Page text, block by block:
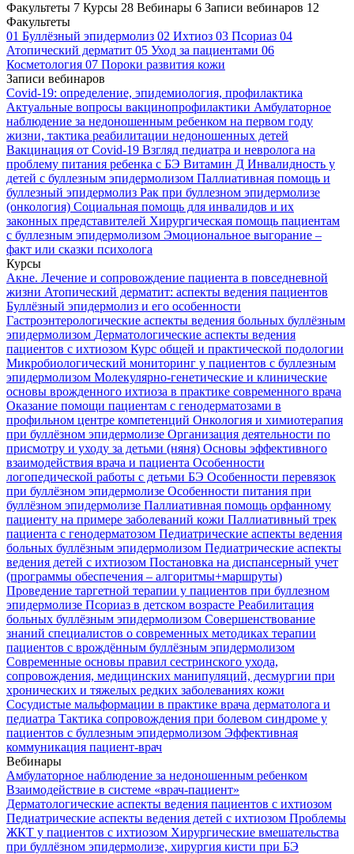
Факультеты 7 Курсы 28 Вебинары 6 Записи вебинаров 12
Факультеты
01 Буллёзный эпидермолиз 02 Ихтиоз 03 Псориаз 04
Атопический дерматит 05 Уход за пациентами 06
Косметология 07 Пороки развития кожи
Записи вебинаров
Covid-19: определение, эпидемиология, профилактика
Актуальные вопросы вакцинопрофилактики Амбулаторное
наблюдение за недоношенным ребенком на первом году
жизни, тактика реабилитации недоношенных детей
Вакцинация от Covid-19 Взгляд педиатра и невролога на
проблему питания ребенка с БЭ Витамин Д Инвалидность у
детей с буллезным эпидермолизом Паллиативная помощь и
буллезный эпидермолиз Рак при буллезном эпидермолизе
(онкология) Социальная помощь для инвалидов и их
законных представителей Хирургическая помощь пациентам
с буллезным эпидермолизом Эмоциональное выгорание –
факт или сказки психолога
Курсы
Акне. Лечение и сопровождение пациента в повседневной
жизни Атопический дерматит: аспекты ведения пациентов
Буллёзный эпидермолиз и его особенности
Гастроэнтерологические аспекты ведения больных буллёзным
эпидермолизом Дерматологические аспекты ведения
пациентов с ихтиозом Курс общей и практической подологии
Микробиологический мониторинг у пациентов с буллезным
эпидермолизом Молекулярно-генетические и клинические
основы врожденного ихтиоза в практике современного врача
Оказание помощи пациентам с генодерматозами в
профильном центре компетенций Онкология и химиотерапия
при буллёзном эпидермолизе Организация деятельности по
присмотру и уходу за детьми (няня) Основы эффективного
взаимодействия врача и пациента Особенности
логопедической работы с детьми БЭ Особенности перевязок
при буллёзном эпидермолизе Особенности питания при
буллёзном эпидермолизе Паллиативная помощь орфанному
пациенту на примере заболеваний кожи Паллиативный трек
пациента с генодерматозом Педиатрические аспекты ведения
больных буллёзным эпидермолизом Педиатрические аспекты
ведения детей с ихтиозом Постановка на диспансерный учет
(программы обеспечения – алгоритмы+маршруты)
Проведение таргетной терапии у пациентов при буллезном
эпидермолизе Псориаз в детском возрасте Реабилитация
больных буллёзным эпидермолизом Совершенствование
знаний специалистов о современных методиках терапии
пациентов с врождённым буллёзным эпидермолизом
Современные основы правил сестринского ухода,
сопровождения, медицинских манипуляций, десмургии при
хронических и тяжелых редких заболеваниях кожи
Сосудистые мальформации в практике врача дерматолога и
педиатра Тактика сопровождения при болевом синдроме у
пациентов с буллезным эпидермолизом Эффективная
коммуникация пациент-врач
Вебинары
Амбулаторное наблюдение за недоношенным ребенком
Взаимодействие в системе «врач-пациент»
Дерматологические аспекты ведения пациентов с ихтиозом
Педиатрические аспекты ведения детей с ихтиозом Проблемы
ЖКТ у пациентов с ихтиозом Хирургические вмешательства
при буллёзном эпидермолизе, хирургия кисти при БЭ